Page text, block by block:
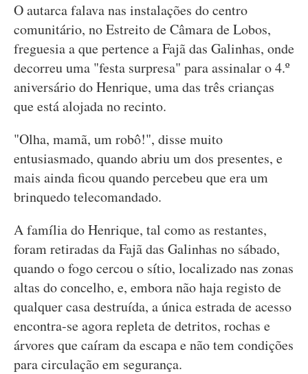
O autarca falava nas instalações do centro
comunitário, no Estreito de Câmara de Lobos,
freguesia a que pertence a Fajã das Galinhas, onde
decorreu uma "festa surpresa" para assinalar o 4.º
aniversário do Henrique, uma das três crianças
que está alojada no recinto.
"Olha, mamã, um robô!", disse muito
entusiasmado, quando abriu um dos presentes, e
mais ainda ficou quando percebeu que era um
brinquedo telecomandado.
A família do Henrique, tal como as restantes,
foram retiradas da Fajã das Galinhas no sábado,
quando o fogo cercou o sítio, localizado nas zonas
altas do concelho, e, embora não haja registo de
qualquer casa destruída, a única estrada de acesso
encontra-se agora repleta de detritos, rochas e
árvores que caíram da escapa e não tem condições
para circulação em segurança.